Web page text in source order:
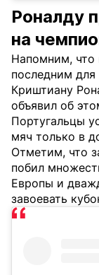
Роналду
на
Напомним, что
последним
Криштиану
объявил об
Португальцы
мяч только в
Отметим, что
побил
Европы и
завоевать